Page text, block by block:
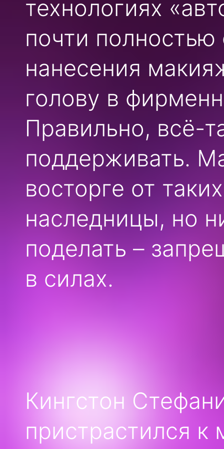
технологиях
почти
нанесения
голову в
Правильно, всё-
поддерживать.
восторге от
наследницы, но
поделать –
в силах.
Кингстон
пристрастился